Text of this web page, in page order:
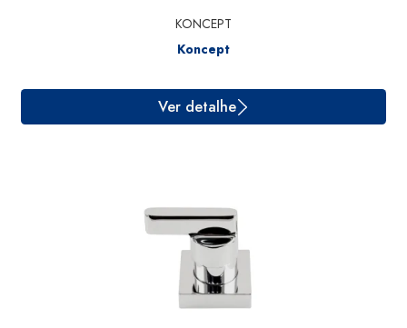
Ver detalhe
KONCEPT
Koncept